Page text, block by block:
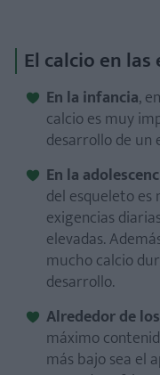
El calcio en
En la infancia,
calcio es muy
desarrollo de un
En la
del esqueleto es
exigencias
elevadas.
mucho calcio
desarrollo.
Alrededor de
máximo
más bajo sea el